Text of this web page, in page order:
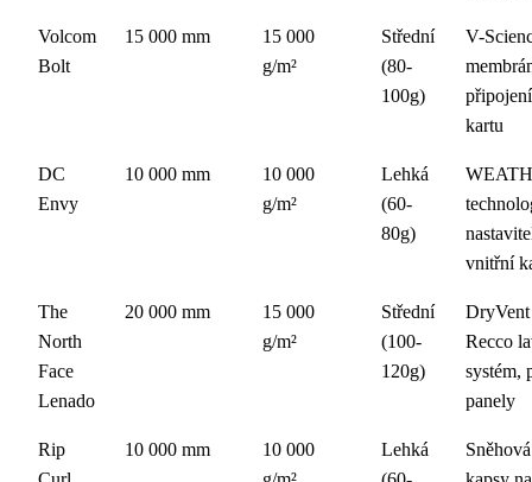
Volcom
Bolt
15 000 mm
15 000
g/m²
Střední
(80-
100g)
V-
kartu
DC
Envy
10 000 mm
10 000
g/m²
Lehká
(60-
80g)
vnitřní
The
North
Face
Lenado
20 000 mm
15 000
g/m²
Střední
(100-
120g)
DryVent
Recco
systém,
panely
Rip
10 000 mm
10 000
Lehká